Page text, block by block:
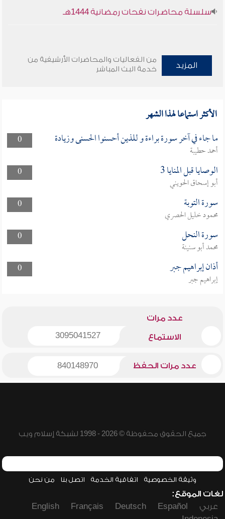
سلسلة محاضرات نفحات رمضانية 1444هـ
المزيد
من الفعاليات والمحاضرات الأرشيفية من
خدمة البث المباشر
الأكثر استماعا لهذا الشهر
0 ما جاء في آخر سورة براءة و للذين أحسنوا الحسنى وزيادة
أحمد حطيبة
0
الوصايا قبل المنايا 3
أبو إسحاق الحويني
0
سورة التوبة
محمود خليل الحصري
0
سورة النحل
محمد أبو سنينة
0
أذان إبراهيم جبر
إبراهيم جبر
عدد مرات
الاستماع 3095041527
عدد مرات الحفظ 840148970
جميع الحقوق محفوظة © 2026 - 1998 لشبكة إسلام ويب
وثيقة الخصوصية اتفاقية الخدمة اتصل بنا من نحن
لغات الموقع:
عربي
Español
Deutsch
Français
English